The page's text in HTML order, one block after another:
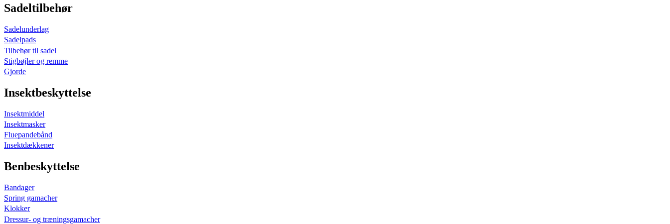
Sadeltilbehør
Sadelunderlag
Sadelpads
Tilbehør til sadel
Stigbøjler og remme
Gjorde
Insektbeskyttelse
Insektmiddel
Insektmasker
Fluepandebånd
Insektdækkener
Benbeskyttelse
Bandager
Spring gamacher
Klokker
Dressur- og træningsgamacher